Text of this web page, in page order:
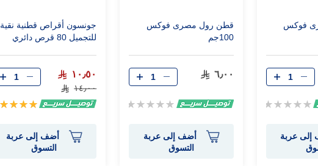
فوكس
Rating:
عربة
قطن رول مصرى فوكس
100جم
٦٫٠٠
Rating:
أضف إلى عربة
التسوق
جونسون أقراص قطنية نقية
للتجميل 80 قرص دائري
١٠٫٥٠
١٤٫٠٠
تقييم:
أضف إلى عربة
التسوق